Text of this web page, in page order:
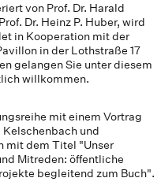
von Prof. Dr. Harald
Dr. Heinz P. Huber, wird
in Kooperation mit der
in der Lothstraße 17
gelangen Sie unter diesem
willkommen.
mit einem Vortrag
Kelschenbach und
mit dem Titel "Unser
Mitreden: öffentliche
begleitend zum Buch".